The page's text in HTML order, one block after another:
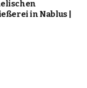
in Nablus |